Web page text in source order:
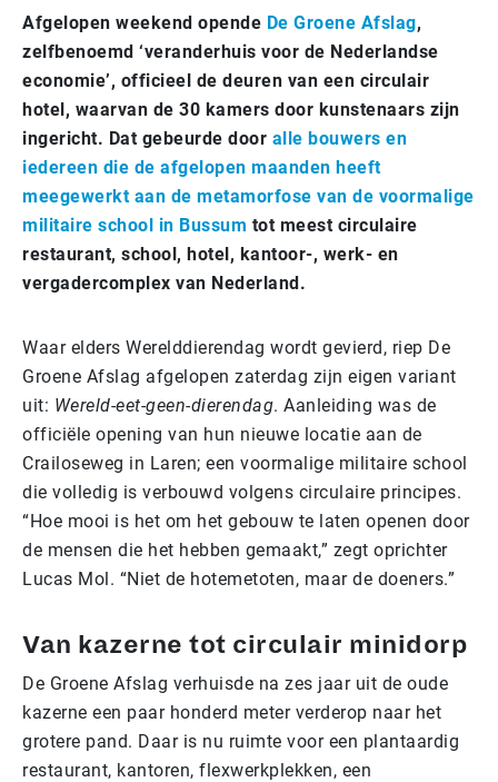
Afgelopen weekend opende De Groene Afslag,
zelfbenoemd ‘veranderhuis voor de Nederlandse
economie’, officieel de deuren van een circulair
hotel, waarvan de 30 kamers door kunstenaars zijn
ingericht. Dat gebeurde door alle bouwers en
iedereen die de afgelopen maanden heeft
meegewerkt aan de metamorfose van de voormalige
militaire school in Bussum tot meest circulaire
restaurant, school, hotel, kantoor-, werk- en
vergadercomplex van Nederland.
Waar elders Werelddierendag wordt gevierd, riep De
Groene Afslag afgelopen zaterdag zijn eigen variant
uit: Wereld-eet-geen-dierendag. Aanleiding was de
officiële opening van hun nieuwe locatie aan de
Crailoseweg in Laren; een voormalige militaire school
die volledig is verbouwd volgens circulaire principes.
“Hoe mooi is het om het gebouw te laten openen door
de mensen die het hebben gemaakt,” zegt oprichter
Lucas Mol. “Niet de hotemetoten, maar de doeners.”
Van kazerne tot circulair minidorp
De Groene Afslag verhuisde na zes jaar uit de oude
kazerne een paar honderd meter verderop naar het
grotere pand. Daar is nu ruimte voor een plantaardig
restaurant, kantoren, flexwerkplekken, een